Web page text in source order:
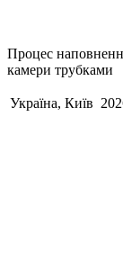
Процес
камери трубками
Україна, Київ